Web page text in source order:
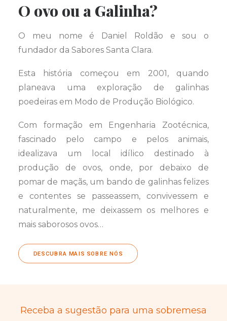
O ovo ou a Galinha?
O meu nome é Daniel Roldão e sou o
fundador da Sabores Santa Clara.
Esta história começou em 2001, quando
planeava uma exploração de galinhas
poedeiras em Modo de Produção Biológico.
Com formação em Engenharia Zootécnica,
fascinado pelo campo e pelos animais,
idealizava um local idílico destinado à
produção de ovos, onde, por debaixo de
pomar de maçãs, um bando de galinhas felizes
e contentes se passeassem, convivessem e
naturalmente, me deixassem os melhores e
mais saborosos ovos…
DESCUBRA MAIS SOBRE NÓS
Receba a sugestão para uma sobremesa